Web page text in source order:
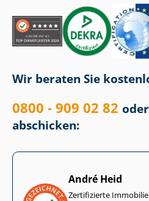
Wir beraten Sie
0800 - 909 02 82
abschicken:
André Heid
Zertifizierte